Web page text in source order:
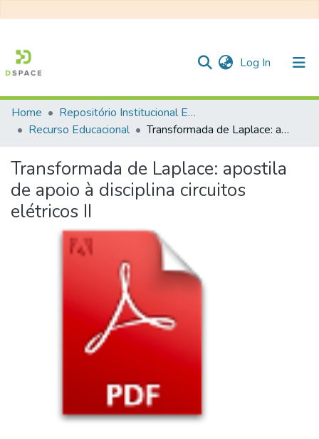
Log In (current)
Communities & Collections
Statistics
Home
Repositório Institucional EESC
Recurso Educacional
Transformada de Laplace: apostila de apoio à disciplina circuitos elétricos II
Transformada de Laplace: apostila
de apoio à disciplina circuitos
elétricos II